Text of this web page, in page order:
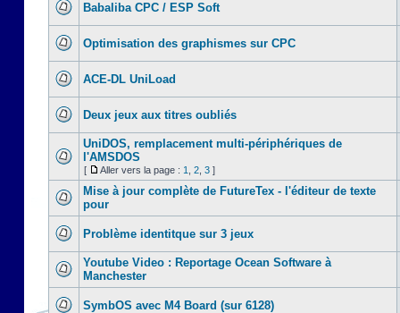
Babaliba CPC / ESP Soft
Optimisation des graphismes sur CPC
ACE-DL UniLoad
Deux jeux aux titres oubliés
UniDOS, remplacement multi-périphériques de
l'AMSDOS
[ Aller vers la page : 1 2 3 ]
Mise à jour complète de FutureTex - l'éditeur de texte
pour
Problème identitque sur 3 jeux
Youtube Video : Reportage Ocean Software à
Manchester
SymbOS avec M4 Board (sur 6128)